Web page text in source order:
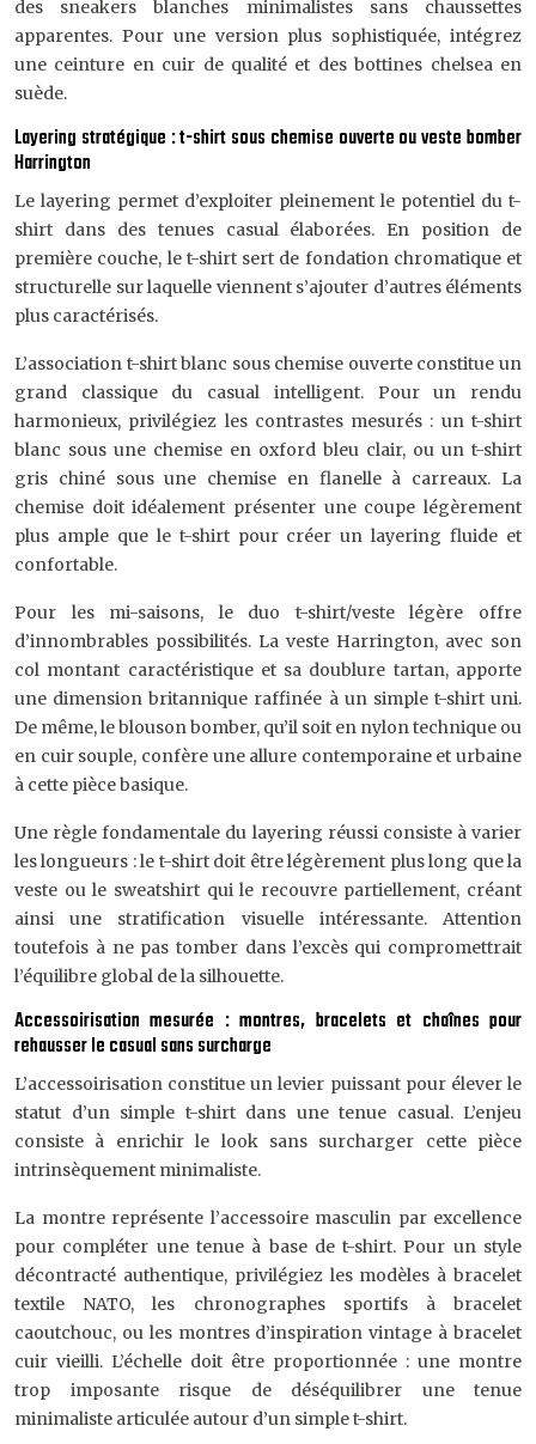
des sneakers blanches minimalistes sans chaussettes
apparentes. Pour une version plus sophistiquée, intégrez
une ceinture en cuir de qualité et des bottines chelsea en
suède.
Layering stratégique : t-shirt sous chemise ouverte ou veste bomber
Harrington
Le layering permet d’exploiter pleinement le potentiel du t-
shirt dans des tenues casual élaborées. En position de
première couche, le t-shirt sert de fondation chromatique et
structurelle sur laquelle viennent s’ajouter d’autres éléments
plus caractérisés.
L’association t-shirt blanc sous chemise ouverte constitue un
grand classique du casual intelligent. Pour un rendu
harmonieux, privilégiez les contrastes mesurés : un t-shirt
blanc sous une chemise en oxford bleu clair, ou un t-shirt
gris chiné sous une chemise en flanelle à carreaux. La
chemise doit idéalement présenter une coupe légèrement
plus ample que le t-shirt pour créer un layering fluide et
confortable.
Pour les mi-saisons, le duo t-shirt/veste légère offre
d’innombrables possibilités. La veste Harrington, avec son
col montant caractéristique et sa doublure tartan, apporte
une dimension britannique raffinée à un simple t-shirt uni.
De même, le blouson bomber, qu’il soit en nylon technique ou
en cuir souple, confère une allure contemporaine et urbaine
à cette pièce basique.
Une règle fondamentale du layering réussi consiste à varier
les longueurs : le t-shirt doit être légèrement plus long que la
veste ou le sweatshirt qui le recouvre partiellement, créant
ainsi une stratification visuelle intéressante. Attention
toutefois à ne pas tomber dans l’excès qui compromettrait
l’équilibre global de la silhouette.
Accessoirisation mesurée : montres, bracelets et chaînes pour
rehausser le casual sans surcharge
L’accessoirisation constitue un levier puissant pour élever le
statut d’un simple t-shirt dans une tenue casual. L’enjeu
consiste à enrichir le look sans surcharger cette pièce
intrinsèquement minimaliste.
La montre représente l’accessoire masculin par excellence
pour compléter une tenue à base de t-shirt. Pour un style
décontracté authentique, privilégiez les modèles à bracelet
textile NATO, les chronographes sportifs à bracelet
caoutchouc, ou les montres d’inspiration vintage à bracelet
cuir vieilli. L’échelle doit être proportionnée : une montre
trop imposante risque de déséquilibrer une tenue
minimaliste articulée autour d’un simple t-shirt.